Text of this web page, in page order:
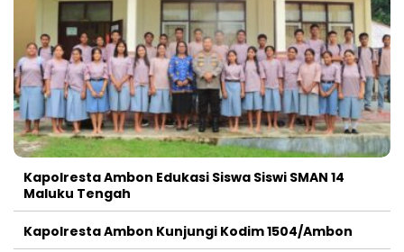
Kapolresta Ambon Edukasi Siswa Siswi SMAN 14
Maluku Tengah
Kapolresta Ambon Kunjungi Kodim 1504/Ambon